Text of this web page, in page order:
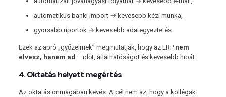
automatikus banki import → kevesebb kézi munka,
gyorsabb riportok → kevesebb adategyeztetés.
Ezek az apró „győzelmek” megmutatják, hogy az ERP nem
elvesz, hanem ad – időt, átláthatóságot és kevesebb hibát.
4. Oktatás helyett megértés
Az oktatás önmagában kevés. A cél nem az, hogy a kollégák